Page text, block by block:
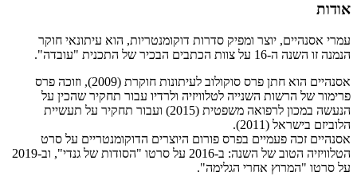
אודות
עמרי אסנהיים, יוצר ומפיק סדרות דוקומנטריות, הוא עיתונאי חוקר
הנמנה זו השנה ה-16 על צוות הכתבים הבכיר של התכנית "עובדה".
אסנהיים הוא חתן פרס סוקולוב לעיתונות חוקרת (2009), וזוכה פרס
פרימור של הרשות השנייה לטלוויזיה ולרדיו עבור תחקיר שהכין על
הנעשה במכון לרפואה משפטית (2015) ועבור תחקיר על תעשיית
הלוביזם בישראל (2011).
אסנהיים זכה פעמיים בפרס פורום היוצרים הדוקומנטריים על סרט
הטלוויזיה הטוב של השנה: ב-2016 על סרטו "הסודות של גנדי", וב-2019
על סרטו "המרוץ אחרי הגלימה".